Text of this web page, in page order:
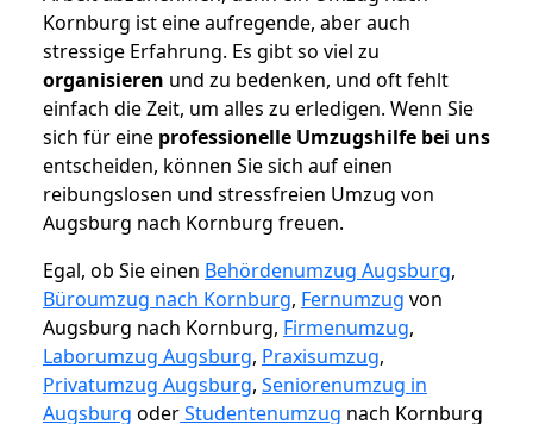
Kornburg ist eine aufregende, aber auch
stressige Erfahrung. Es gibt so viel zu
organisieren und zu bedenken, und oft fehlt
einfach die Zeit, um alles zu erledigen. Wenn Sie
sich für eine professionelle Umzugshilfe bei uns
entscheiden, können Sie sich auf einen
reibungslosen und stressfreien Umzug von
Augsburg nach Kornburg freuen.
Egal, ob Sie einen Behördenumzug Augsburg,
Büroumzug nach Kornburg, Fernumzug von
Augsburg nach Kornburg, Firmenumzug,
Laborumzug Augsburg, Praxisumzug,
Privatumzug Augsburg, Seniorenumzug in
Augsburg oderStudentenumzug nach Kornburg